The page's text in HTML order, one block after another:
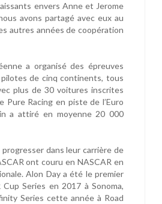
envers Anne et Jerome
avons partagé avec eux au
autres années de coopération
a organisé des épreuves
de cinq continents, tous
plus de 30 voitures inscrites
Racing en piste de l’Euro
a attiré en moyenne 20 000
dans leur carrière de
ont couru en NASCAR en
Alon Day a été le premier
Series en 2017 à Sonoma,
Series cette année à Road